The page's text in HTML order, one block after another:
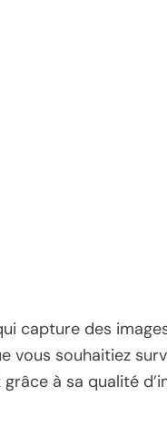
capture des
vous souhaitiez
à sa qualité